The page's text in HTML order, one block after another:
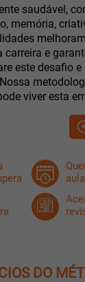
saudável,
memória,
carreira e
este desafio
viver esta
DO